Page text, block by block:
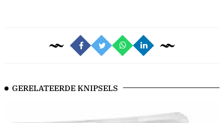
GERELATEERDE KNIPSELS